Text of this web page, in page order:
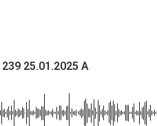
25.01.2025 A